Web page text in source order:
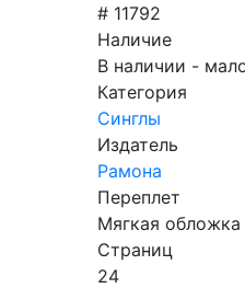
# 11792
Наличие
В наличии -
Категория
Синглы
Издатель
Рамона
Переплет
Мягкая обложка
Страниц
24